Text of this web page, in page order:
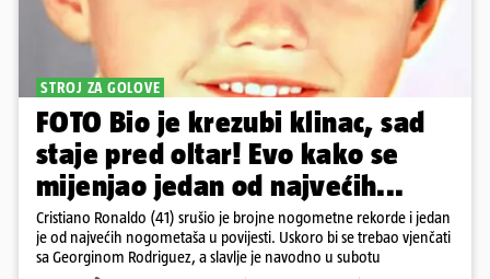
STROJ ZA GOLOVE
FOTO Bio je krezubi klinac, sad
staje pred oltar! Evo kako se
mijenjao jedan od najvećih...
Cristiano Ronaldo (41) srušio je brojne nogometne rekorde i jedan
je od najvećih nogometaša u povijesti. Uskoro bi se trebao vjenčati
sa Georginom Rodriguez, a slavlje je navodno u subotu